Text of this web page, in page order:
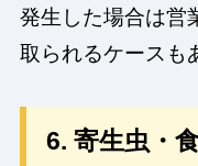
発生した場合は営
取られるケースも
6. 寄生虫・